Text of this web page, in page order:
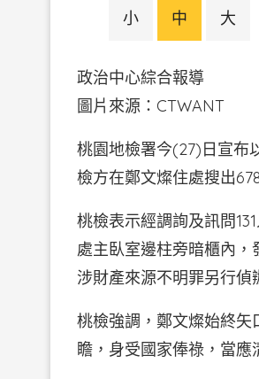
小 中 大
政治中心綜合報導
圖片來源：
桃園地檢署今(27)日宣布
檢方在鄭文燦住處搜出
桃檢表示經調詢及訊問
處主臥室邊柱旁暗櫃內
涉財產來源不明罪另行偵
桃檢強調，鄭文燦始終
瞻，身受國家俸祿，當